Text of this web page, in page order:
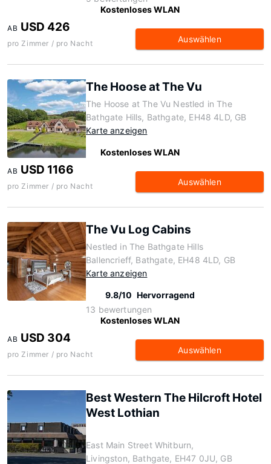
Kostenloses WLAN
AB USD 426
pro Zimmer / pro Nacht Auswählen
The Hoose at The Vu
The Hoose at The Vu Nestled in The
Bathgate Hills, Bathgate, EH48 4LD, GB
Karte anzeigen
Kostenloses WLAN
AB USD 1166
pro Zimmer / pro Nacht Auswählen
The Vu Log Cabins
Nestled in The Bathgate Hills
Ballencrieff, Bathgate, EH48 4LD, GB
Karte anzeigen
9.8/10 Hervorragend
13 bewertungen
Kostenloses WLAN
AB USD 304
pro Zimmer / pro Nacht Auswählen
Best Western The Hilcroft Hotel
West Lothian
East Main Street Whitburn,
Livingston, Bathgate, EH47 0JU, GB